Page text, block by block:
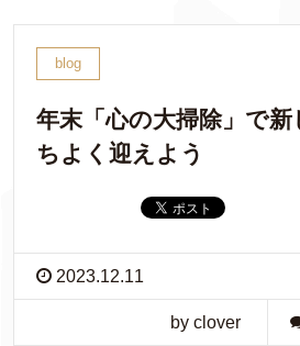
blog
年末「心の大掃除」で
ちよく迎えよう
2023.12.11
by clover